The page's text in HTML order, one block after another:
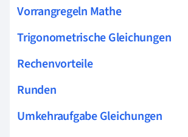
Vorrangregeln Mathe
Trigonometrische Gleichungen
Rechenvorteile
Runden
Umkehraufgabe Gleichungen